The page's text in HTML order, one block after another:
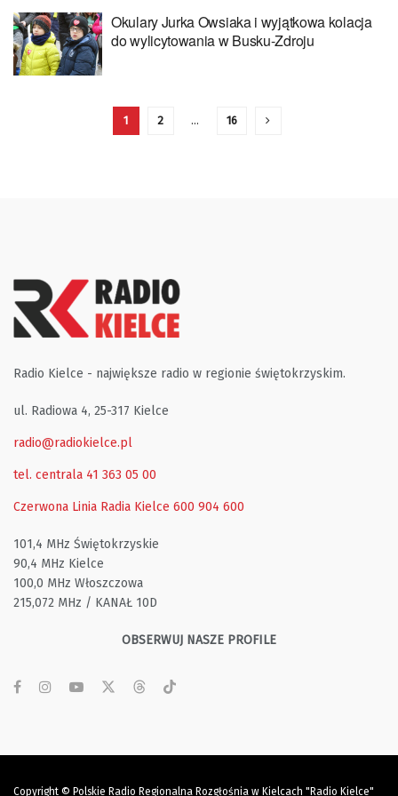
Okulary Jurka Owsiaka i wyjątkowa kolacja
do wylicytowania w Busku-Zdroju
1 2 … 16
Radio Kielce - największe radio w regionie świętokrzyskim.
ul. Radiowa 4, 25-317 Kielce
radio@radiokielce.pl
tel. centrala 41 363 05 00
Czerwona Linia Radia Kielce 600 904 600
101,4 MHz Świętokrzyskie
90,4 MHz Kielce
100,0 MHz Włoszczowa
215,072 MHz / KANAŁ 10D
OBSERWUJ NASZE PROFILE
Copyright © Polskie Radio Regionalna Rozgłośnia w Kielcach "Radio Kielce"